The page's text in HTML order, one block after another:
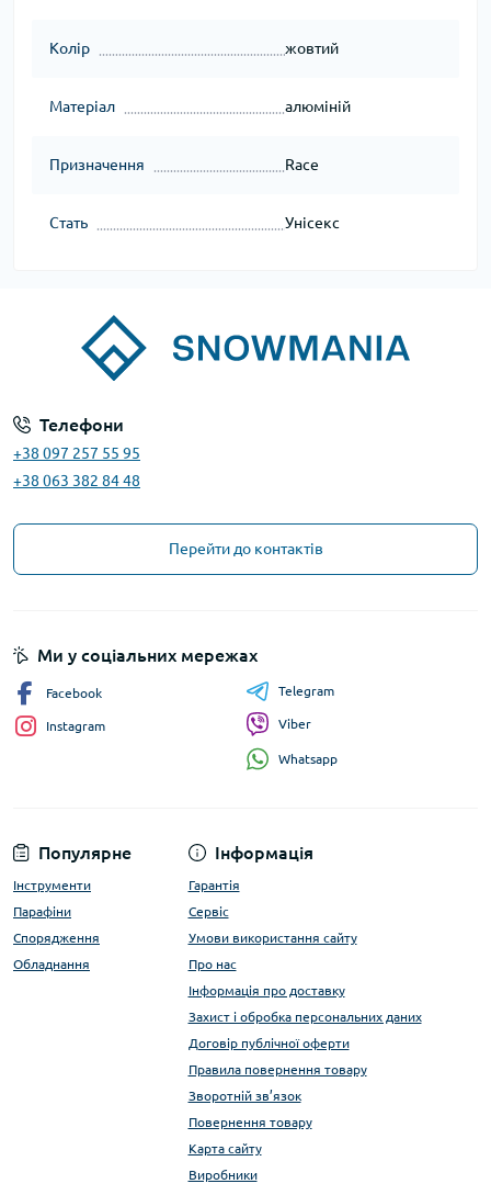
Колір жовтий
Матеріал алюміній
Призначення Race
Стать Унісекс
Телефони
+38 097 257 55 95
+38 063 382 84 48
Перейти до контактів
Популярне
Інструменти
Парафіни
Спорядження
Обладнання
Інформація
Гарантія
Сервіс
Умови використання сайту
Про нас
Інформація про доставку
Захист і обробка персональних даних
Договір публічної оферти
Правила повернення товару
Зворотній зв’язок
Повернення товару
Карта сайту
Виробники
Ми у соціальних мережах
Facebook
Instagram
Telegram
Viber
Whatsapp